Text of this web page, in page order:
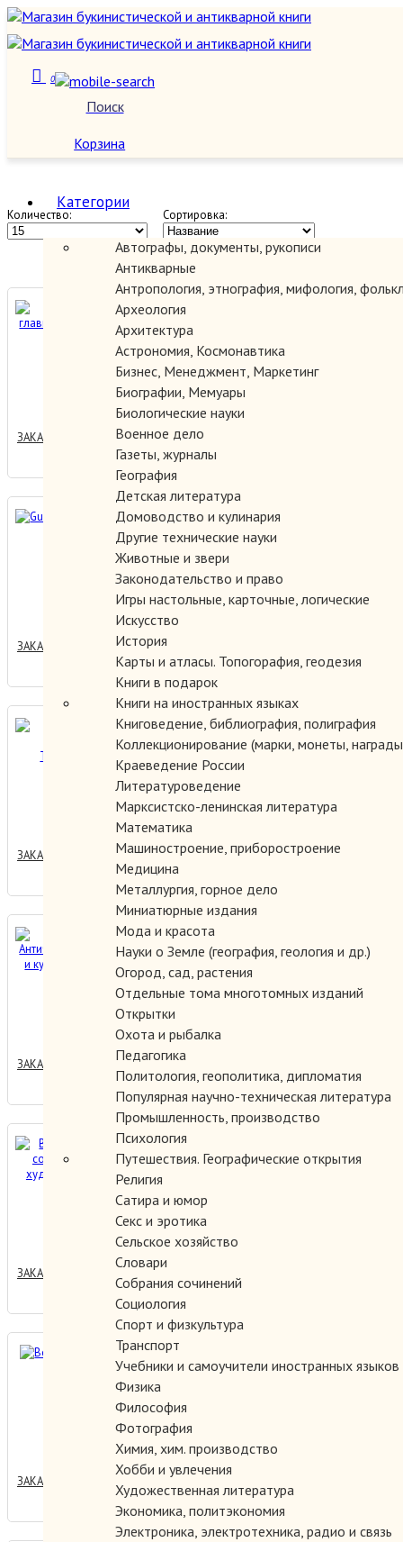
Поиск
0
Корзина
Категории
Автографы, документы, рукописи
Антикварные
Антропология, этнография, мифология,
Археология
Архитектура
Астрономия, Космонавтика
Бизнес, Менеджмент, Маркетинг
Биографии, Мемуары
Биологические науки
Военное дело
Газеты, журналы
География
Детская литература
Домоводство и кулинария
Другие технические науки
Животные и звери
Законодательство и право
Игры настольные, карточные, логические
Искусство
История
Карты и атласы. Топогорафия, геодезия
Книги в подарок
Книги на иностранных языках
Книговедение, библиография, полиграфия
Коллекционирование (марки, монеты,
Краеведение России
Литературоведение
Марксистско-ленинская литература
Математика
Машиностроение, приборостроение
Медицина
Металлургия, горное дело
Миниатюрные издания
Мода и красота
Науки о Земле (география, геология и др.)
Огород, сад, растения
Отдельные тома многотомных изданий
Открытки
Охота и рыбалка
Педагогика
Политология, геополитика, дипломатия
Популярная научно-техническая литература
Промышленность, производство
Психология
Путешествия. Географические открытия
Религия
Сатира и юмор
Секс и эротика
Сельское хозяйство
Словари
Собрания сочинений
Социология
Спорт и физкультура
Транспорт
Учебники и самоучители иностранных языков
Физика
Философия
Фотография
Химия, хим. производство
Хобби и увлечения
Художественная литература
Экономика, политэкономия
Электроника, электротехника, радио и связь
Теория и история искусства,
эстетика
Количество: Сортировка:
100 новых главных
принципов дизайна.
250.00 руб.
ЗАКАЗАТЬ
Gustav Klimt 1862-1918.
2000.00 руб.
ЗАКАЗАТЬ
Thracian art treasures /
Тракийское искусство.
0.00 руб.
ЗАКАЗАТЬ
Античность.История и
культура.В двух томах.
400.00 руб.
ЗАКАЗАТЬ
Вклад Грузии в
сокровищницу
художественной культуры.
150.00 руб.
ЗАКАЗАТЬ
Войди в картину
250.00 руб.
ЗАКАЗАТЬ